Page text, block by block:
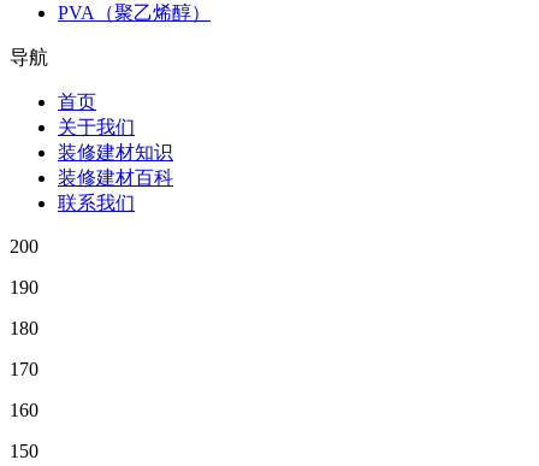
PVA（聚乙烯醇）
导航
首页
关于我们
装修建材知识
装修建材百科
联系我们
200
190
180
170
160
150